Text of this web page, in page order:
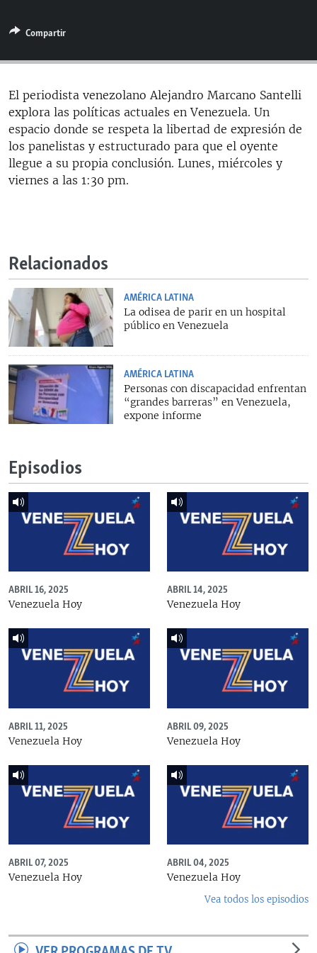
ESPECIALES
ESPECIALES
LA REALIDAD DE LA VIVIENDA EN CUBA
SER VIEJO EN CUBA
KENTU-CUBANO
LOS SANTOS DE HIALEAH
DESINFORMACIÓN RUSA EN AMÉRICA LATINA
MULTIMEDIA
EDITORIALES
SÍGUENOS
Compartir
El periodista venezolano Alejandro Marcano Santelli
explora las políticas actuales en Venezuela. Un
espacio donde se respeta la libertad de expresión de
los panelistas y estructurado para que el oyente
llegue a su propia conclusión. Lunes, miércoles y
viernes a las 1:30 pm.
Relacionados
AMÉRICA LATINA
La odisea de parir en un hospital
público en Venezuela
AMÉRICA LATINA
Personas con discapacidad enfrentan
“grandes barreras” en Venezuela,
expone informe
Episodios
ABRIL 16, 2025
Venezuela Hoy
ABRIL 14, 2025
Venezuela Hoy
ABRIL 11, 2025
Venezuela Hoy
ABRIL 09, 2025
Venezuela Hoy
ABRIL 07, 2025
Venezuela Hoy
ABRIL 04, 2025
Venezuela Hoy
Vea todos los episodios